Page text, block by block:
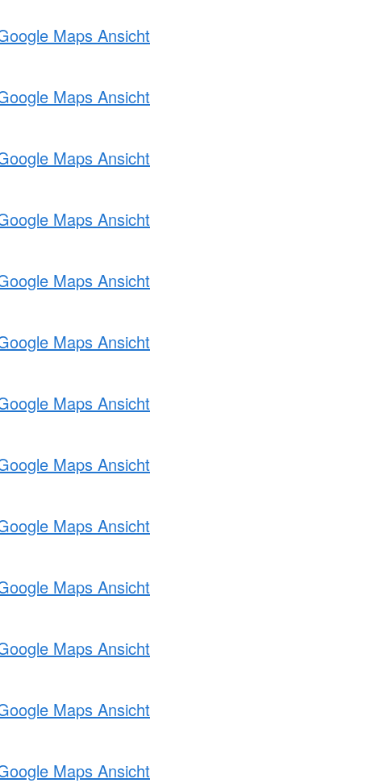
Maps Ansicht
Maps Ansicht
Maps Ansicht
Maps Ansicht
Maps Ansicht
Maps Ansicht
Maps Ansicht
Maps Ansicht
Maps Ansicht
Maps Ansicht
Maps Ansicht
Maps Ansicht
Maps Ansicht